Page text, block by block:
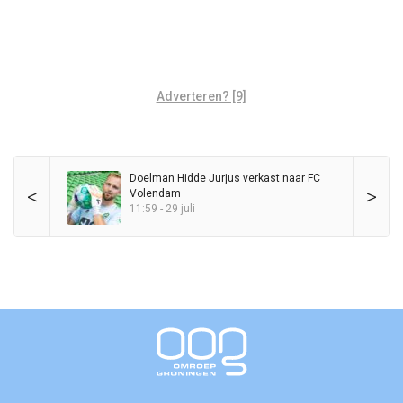
Adverteren? [9]
< >
Doelman Hidde Jurjus verkast naar FC
Volendam
11:59 - 29 juli